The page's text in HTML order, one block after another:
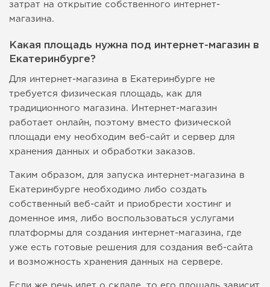
затрат на открытие собственного интернет-
магазина.
Какая площадь нужна под интернет-магазин в
Екатеринбурге?
Для интернет-магазина в Екатеринбурге не
требуется физическая площадь, как для
традиционного магазина. Интернет-магазин
работает онлайн, поэтому вместо физической
площади ему необходим веб-сайт и сервер для
хранения данных и обработки заказов.
Таким образом, для запуска интернет-магазина в
Екатеринбурге необходимо либо создать
собственный веб-сайт и приобрести хостинг и
доменное имя, либо воспользоваться услугами
платформы для создания интернет-магазина, где
уже есть готовые решения для создания веб-сайта
и возможность хранения данных на сервере.